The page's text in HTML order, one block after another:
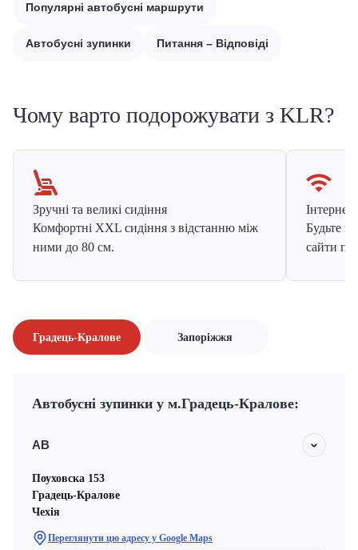
Популярні автобусні маршрути
Автобусні зупинки Питання – Відповіді
Чому варто подорожувати з KLR?
Зручні та великі сидіння
Комфортні XXL сидіння з відстанню між
ними до 80 см.
Інтернет
Будьте
сайти
Градець-Кралове Запоріжжя
Автобусні зупинки у м.Градець-Кралове:
АВ
Поуховска 153
Градець-Кралове
Чехiя
Переглянути цю адресу у Google Maps